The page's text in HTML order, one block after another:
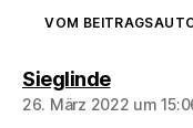
VOM
Sieglindesagt:
26. März 2022 um